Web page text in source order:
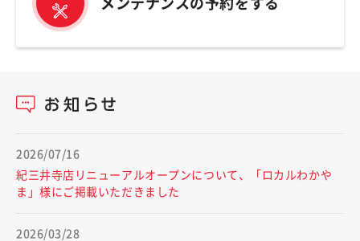
メンテナンスの予約をする
2026/07/16
紀三井寺店リニューアルオープンについて、「ロカルわかや
ま」様にご掲載いただきました
2026/03/28